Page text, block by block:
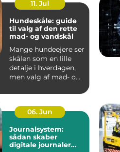
11. Jul
Hundeskåle: guide
til valg af den rette
mad- og vandskål
Mange hundeejere ser
skålen som en lille
detalje i hverdagen,
men valg af mad- og
06. Jun
Journalsystem:
sådan skaber
digitale journaler